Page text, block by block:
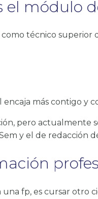
el módulo
técnico superior
encaja más contigo y
pero actualmente
y el de redacción
fp, es cursar otro